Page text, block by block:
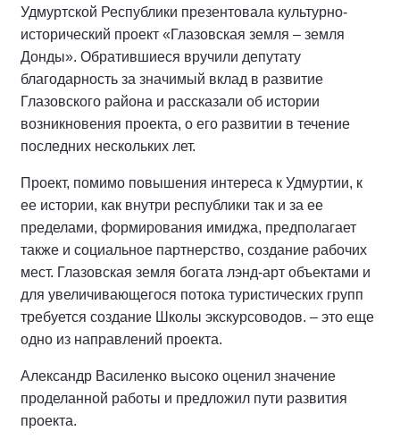
Удмуртской Республики презентовала культурно-
исторический проект «Глазовская земля – земля
Донды». Обратившиеся вручили депутату
благодарность за значимый вклад в развитие
Глазовского района и рассказали об истории
возникновения проекта, о его развитии в течение
последних нескольких лет.
Проект, помимо повышения интереса к Удмуртии, к
ее истории, как внутри республики так и за ее
пределами, формирования имиджа, предполагает
также и социальное партнерство, создание рабочих
мест. Глазовская земля богата лэнд-арт объектами и
для увеличивающегося потока туристических групп
требуется создание Школы экскурсоводов. – это еще
одно из направлений проекта.
Александр Василенко высоко оценил значение
проделанной работы и предложил пути развития
проекта.